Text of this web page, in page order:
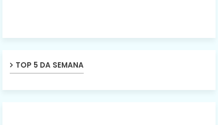
TOP 5 DA SEMANA